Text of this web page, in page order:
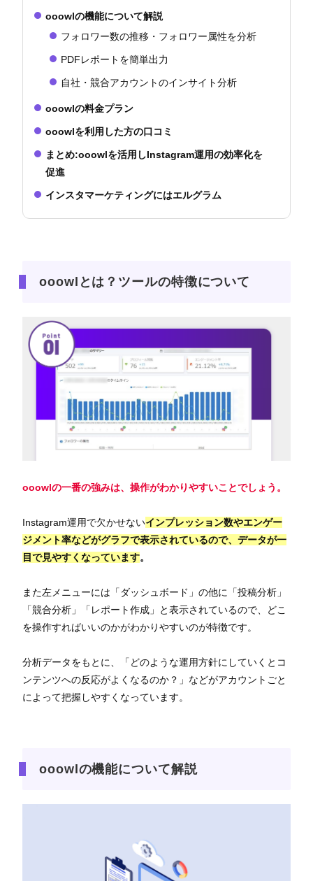
ooowlの機能について解説
フォロワー数の推移・フォロワー属性を分析
PDFレポートを簡単出力
自社・競合アカウントのインサイト分析
ooowlの料金プラン
ooowlを利用した方の口コミ
まとめ:ooowlを活用しInstagram運用の効率化を
促進
インスタマーケティングにはエルグラム
ooowlとは？ツールの特徴について
ooowlの一番の強みは、操作がわかりやすいことでしょう。
Instagram運用で欠かせないインプレッション数やエンゲー
ジメント率などがグラフで表示されているので、データが一
目で見やすくなっています。
また左メニューには「ダッシュボード」の他に「投稿分析」
「競合分析」「レポート作成」と表示されているので、どこ
を操作すればいいのかがわかりやすいのが特徴です。
分析データをもとに、「どのような運用方針にしていくとコ
ンテンツへの反応がよくなるのか？」などがアカウントごと
によって把握しやすくなっています。
ooowlの機能について解説